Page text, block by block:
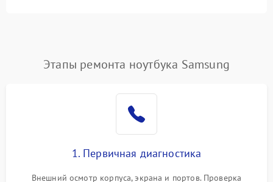
Этапы ремонта ноутбука Samsung
1. Первичная диагностика
Внешний осмотр корпуса, экрана и портов. Проверка